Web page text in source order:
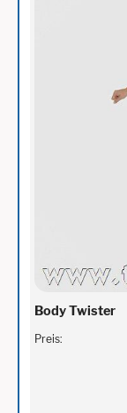
Body Twister
Preis: